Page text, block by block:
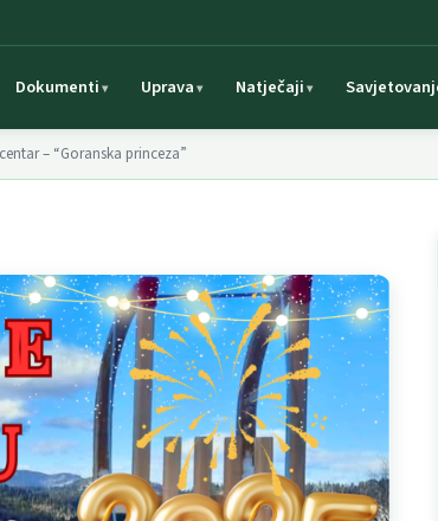
Dokumenti Uprava Natječaji
– “Goranska princeza”